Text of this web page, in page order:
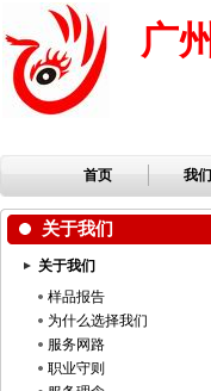
广
首页 我
关于我们
关于我们
样品报告
为什么选择我们
服务网路
职业守则